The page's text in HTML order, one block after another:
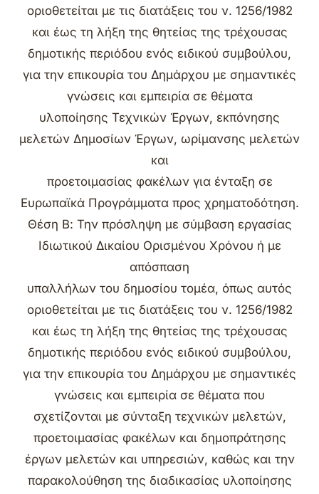
οριοθετείται με τις διατάξεις του ν. 1256/1982
και έως τη λήξη της θητείας της τρέχουσας
δημοτικής περιόδου ενός ειδικού συμβούλου,
για την επικουρία του Δημάρχου με σημαντικές
γνώσεις και εμπειρία σε θέματα
υλοποίησης Τεχνικών Έργων, εκπόνησης
μελετών Δημοσίων Έργων, ωρίμανσης μελετών
και
προετοιμασίας φακέλων για ένταξη σε
Ευρωπαϊκά Προγράμματα προς χρηματοδότηση.
Θέση Β: Την πρόσληψη με σύμβαση εργασίας
Ιδιωτικού Δικαίου Ορισμένου Χρόνου ή με
απόσπαση
υπαλλήλων του δημοσίου τομέα, όπως αυτός
οριοθετείται με τις διατάξεις του ν. 1256/1982
και έως τη λήξη της θητείας της τρέχουσας
δημοτικής περιόδου ενός ειδικού συμβούλου,
για την επικουρία του Δημάρχου με σημαντικές
γνώσεις και εμπειρία σε θέματα που
σχετίζονται με σύνταξη τεχνικών μελετών,
προετοιμασίας φακέλων και δημοπράτησης
έργων μελετών και υπηρεσιών, καθώς και την
παρακολούθηση της διαδικασίας υλοποίησης